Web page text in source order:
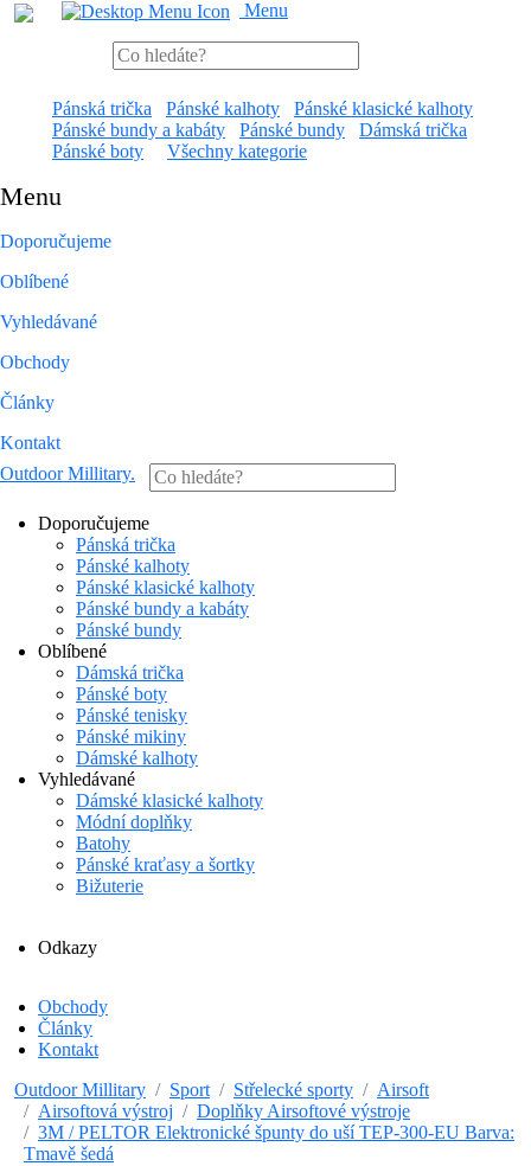
Menu
Pánská trička Pánské kalhoty
Pánské klasické kalhoty
Pánské bundy a kabáty
Pánské bundy
Dámská trička
Pánské boty
Všechny kategorie
Menu
Doporučujeme
Oblíbené
Vyhledávané
Obchody
Články
Kontakt
Outdoor Millitary.
Doporučujeme
Pánská trička
Pánské kalhoty
Pánské klasické kalhoty
Pánské bundy a kabáty
Pánské bundy
Oblíbené
Dámská trička
Pánské boty
Pánské tenisky
Pánské mikiny
Dámské kalhoty
Vyhledávané
Dámské klasické kalhoty
Módní doplňky
Batohy
Pánské kraťasy a šortky
Bižuterie
Odkazy
Obchody
Články
Kontakt
Outdoor Millitary
Sport Střelecké sporty
Airsoft
Airsoftová výstroj
Doplňky Airsoftové výstroje
3M / PELTOR Elektronické špunty do uší TEP-300-EU Barva:
Tmavě šedá